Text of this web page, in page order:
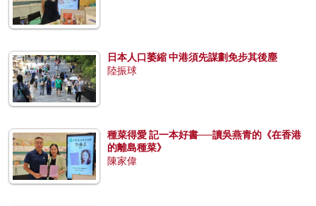
日本人口萎縮 中港須先謀劃免步其後塵
陸振球
種菜得愛 記一本好書──讀吳燕青的《在香港
的離島種菜》
陳家偉